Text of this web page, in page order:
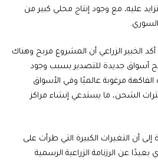
عليه، مع وجود إنتاج محلي كبير من
السوري.
الخبير الزراعي أن المشروع مربح وهناك
فتح أسواق جديدة للتصدير بسبب وجود
مرغوبة عالميًا وفي الأسواق
الشحن، ما يستدعي إنشاء مراكز
أن التغيرات الكبيرة التي طرأت على
عن الرزنامة الزراعية الرسمية